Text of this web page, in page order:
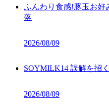
ふんわり食感!豚玉お好
落
2026/08/09
SOYMILK14 誤解を招
2026/08/09